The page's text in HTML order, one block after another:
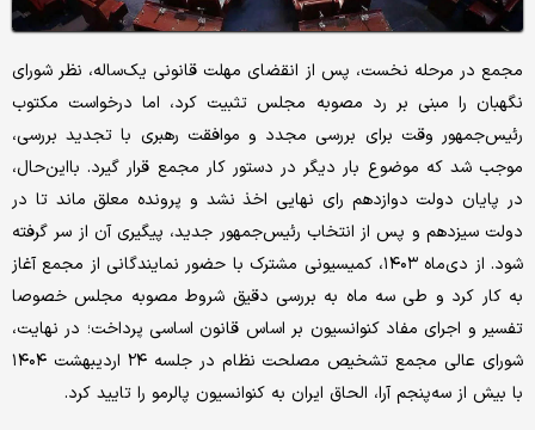
مجمع در مرحله نخست، پس از انقضای مهلت قانونی یک‌ساله، نظر شورای
نگهبان را مبنی بر رد مصوبه مجلس تثبیت کرد، اما درخواست مکتوب
رئیس‌جمهور وقت برای بررسی مجدد و موافقت رهبری با تجدید بررسی،
موجب شد که موضوع بار دیگر در دستور کار مجمع قرار گیرد. با‌این‌حال،
در پایان دولت دوازدهم رای نهایی اخذ نشد و پرونده معلق ماند تا در
دولت سیزدهم و پس از انتخاب رئیس‌جمهور جدید، پیگیری آن از سر گرفته
شود. از دی‌ماه ۱۴۰۳، کمیسیونی مشترک با حضور نمایندگانی از مجمع آغاز
به کار کرد و طی سه ماه به بررسی دقیق شروط مصوبه مجلس خصوصا
تفسیر و اجرای مفاد کنوانسیون بر اساس قانون اساسی پرداخت؛ در نهایت،
شورای عالی مجمع تشخیص مصلحت نظام در جلسه ۲۴ اردیبهشت ۱۴۰۴
با بیش از سه‌پنجم آرا، الحاق ایران به کنوانسیون پالرمو را تایید کرد.